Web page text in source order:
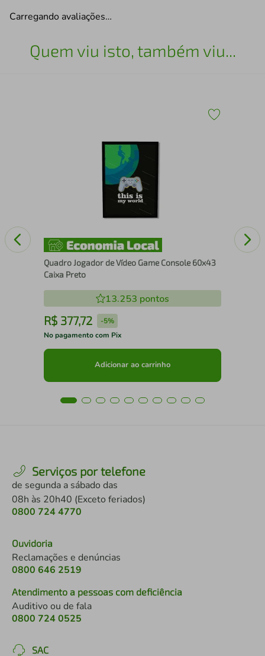
Carregando avaliações…
Quem viu isto, também viu...
Quadro Jogador de Vídeo Game Console 60x43
Caixa Preto
13.253 pontos
R$ 377,72 -5%
No pagamento com Pix
Adicionar ao carrinho
Serviços por telefone
de segunda a sábado das
08h às 20h40 (Exceto feriados)
0800 724 4770
Ouvidoria
Reclamações e denúncias
0800 646 2519
Atendimento a pessoas com deficiência
Auditivo ou de fala
0800 724 0525
SAC